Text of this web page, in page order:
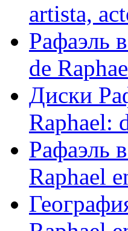
artista,
Рафаэль
de
Диски
Raphael:
Рафаэль
Raphael